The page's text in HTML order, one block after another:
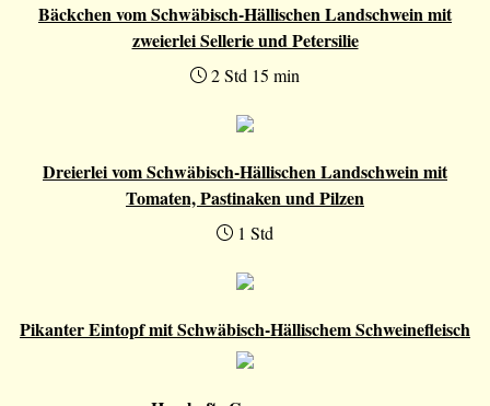
Bäckchen vom Schwäbisch-Hällischen Landschwein mit
zweierlei Sellerie und Petersilie
2 Std 15 min
Dreierlei vom Schwäbisch-Hällischen Landschwein mit
Tomaten, Pastinaken und Pilzen
1 Std
Pikanter Eintopf mit Schwäbisch-Hällischem Schweinefleisch